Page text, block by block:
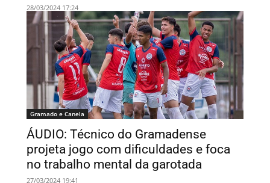
28/03/2024 17:24
Gramado e Canela
ÁUDIO: Técnico do Gramadense
projeta jogo com dificuldades e foca
no trabalho mental da garotada
27/03/2024 19:41